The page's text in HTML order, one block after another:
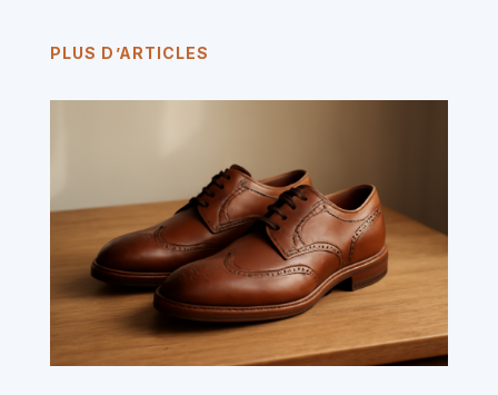
PLUS D’ARTICLES